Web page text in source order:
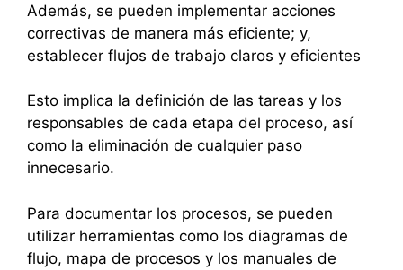
Además, se pueden implementar acciones
correctivas de manera más eficiente; y,
establecer flujos de trabajo claros y eficientes
Esto implica la definición de las tareas y los
responsables de cada etapa del proceso, así
como la eliminación de cualquier paso
innecesario.
Para documentar los procesos, se pueden
utilizar herramientas como los diagramas de
flujo, mapa de procesos y los manuales de